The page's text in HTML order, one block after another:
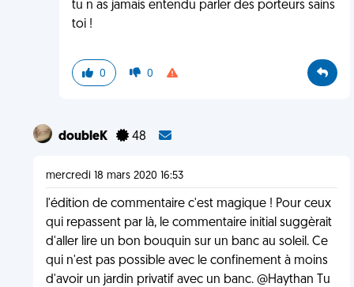
tu n as jamais entendu parler des porteurs sains
toi !
0 0
doubleK 48
mercredi 18 mars 2020 16:53
l'édition de commentaire c'est magique ! Pour ceux
qui repassent par là, le commentaire initial suggèrait
d'aller lire un bon bouquin sur un banc au soleil. Ce
qui n'est pas possible avec le confinement à moins
d'avoir un jardin privatif avec un banc. @Haythan Tu